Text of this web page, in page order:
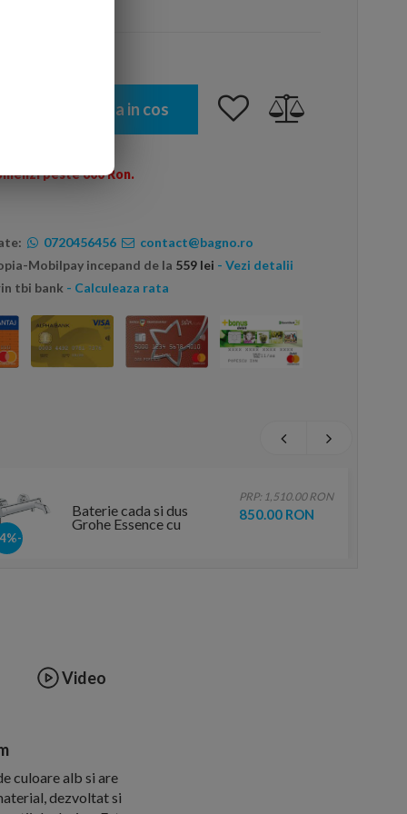
Adauga in cos
peste 600 Ron.
0720456456
contact@bagno.ro
Mobilpay incepand de la 559 lei - Vezi detalii
tbi bank - Calculeaza rata
-44%
Baterie cada si dus
Grohe Essence cu
PRP: 1,510.00 RON
850.00 RON
Video
culoare alb si are
dezvoltat si